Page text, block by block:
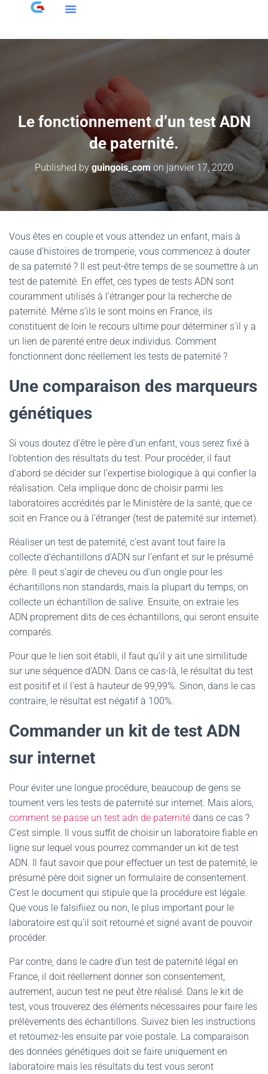
Le fonctionnement d’un test ADN
de paternité.
Published byguingois_comonjanvier 17, 2020
Vous êtes en couple et vous attendez un enfant, mais à
cause d’histoires de tromperie, vous commencez à douter
de sa paternité ? Il est peut-être temps de se soumettre à un
test de paternité. En effet, ces types de tests ADN sont
couramment utilisés à l’étranger pour la recherche de
paternité. Même s’ils le sont moins en France, ils
constituent de loin le recours ultime pour déterminer s’il y a
un lien de parenté entre deux individus. Comment
fonctionnent donc réellement les tests de paternité ?
Une comparaison des marqueurs
génétiques
Si vous doutez d’être le père d’un enfant, vous serez fixé à
l’obtention des résultats du test. Pour procéder, il faut
d’abord se décider sur l’expertise biologique à qui confier la
réalisation. Cela implique donc de choisir parmi les
laboratoires accrédités par le Ministère de la santé, que ce
soit en France ou à l’étranger (test de paternité sur internet).
Réaliser un test de paternité, c’est avant tout faire la
collecte d’échantillons d’ADN sur l’enfant et sur le présumé
père. Il peut s’agir de cheveu ou d’un ongle pour les
échantillons non standards, mais la plupart du temps, on
collecte un échantillon de salive. Ensuite, on extraie les
ADN proprement dits de ces échantillons, qui seront ensuite
comparés.
Pour que le lien soit établi, il faut qu’il y ait une similitude
sur une séquence d’ADN. Dans ce cas-là, le résultat du test
est positif et il l’est à hauteur de 99,99%. Sinon, dans le cas
contraire, le résultat est négatif à 100%.
Commander un kit de test ADN
sur internet
Pour éviter une longue procédure, beaucoup de gens se
tournent vers les tests de paternité sur internet. Mais alors,
comment se passe un test adn de paternité dans ce cas ?
C’est simple. Il vous suffit de choisir un laboratoire fiable en
ligne sur lequel vous pourrez commander un kit de test
ADN. Il faut savoir que pour effectuer un test de paternité, le
présumé père doit signer un formulaire de consentement.
C’est le document qui stipule que la procédure est légale.
Que vous le falsifiiez ou non, le plus important pour le
laboratoire est qu’il soit retourné et signé avant de pouvoir
procéder.
Par contre, dans le cadre d’un test de paternité légal en
France, il doit réellement donner son consentement,
autrement, aucun test ne peut être réalisé. Dans le kit de
test, vous trouverez des éléments nécessaires pour faire les
prélèvements des échantillons. Suivez bien les instructions
et retournez-les ensuite par voie postale. La comparaison
des données génétiques doit se faire uniquement en
laboratoire mais les résultats du test vous seront